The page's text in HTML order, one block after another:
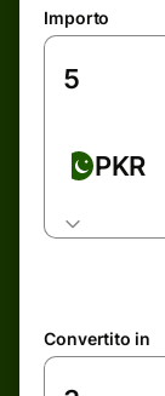
Importo
PKR
Convertito in